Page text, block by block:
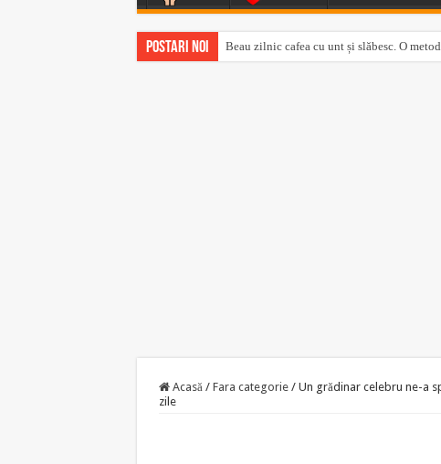
Postari noi Beau zilnic cafea cu unt și slăbesc. O
Acasă / Fara categorie / Un grădinar celebru ne-a
zile